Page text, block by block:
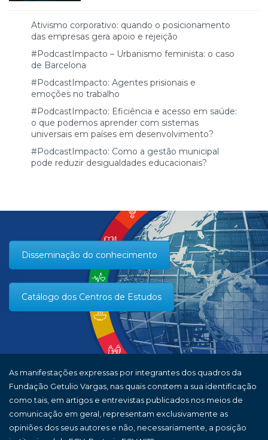
Ativismo corporativo: quando o posicionamento
das empresas gera apoio e rejeição
#PodcastImpacto – Urbanismo feminista: o caso
de Barcelona
#PodcastImpacto: Agentes prisionais e
emoções no trabalho
#PodcastImpacto: Eficiência e acesso em saúde:
o que podemos aprender com sistemas
universais em países em desenvolvimento?
#PodcastImpacto: Como a gestão municipal
pode reduzir desigualdades educacionais?
Disseminação do conhecimento
Catálogo dos Centros de Estudos
As manifestações expressas por integrantes dos quadros da
Fundação Getulio Vargas, nas quais constem a sua identificação
como tais, em artigos e entrevistas publicados nos meios de
comunicação em geral, representam exclusivamente as
opiniões dos seus autores e não, necessariamente, a posição